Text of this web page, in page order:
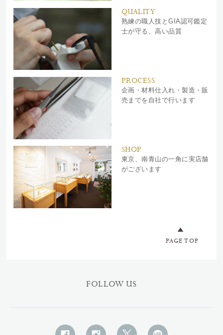
QUALITY
熟練の職人技とGIA認可鑑定
士が守る、高い品質
PROCESS
企画・材料仕入れ・製造・販
売までを自社で行います
SHOP
東京、南青山の一角に実店舗
がございます
PAGE TOP
FOLLOW US